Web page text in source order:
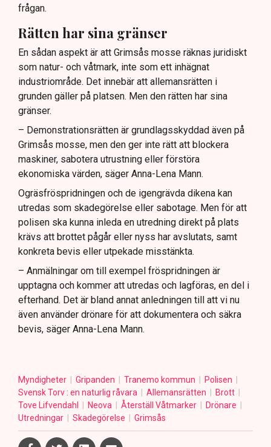
frågan.
Rätten har sina gränser
En sådan aspekt är att Grimsås mosse räknas juridiskt
som natur- och våtmark, inte som ett inhägnat
industriområde. Det innebär att allemansrätten i
grunden gäller på platsen. Men den rätten har sina
gränser.
– Demonstrationsrätten är grundlagsskyddad även på
Grimsås mosse, men den ger inte rätt att blockera
maskiner, sabotera utrustning eller förstöra
ekonomiska värden, säger Anna-Lena Mann.
Ogräsfröspridningen och de igengrävda dikena kan
utredas som skadegörelse eller sabotage. Men för att
polisen ska kunna inleda en utredning direkt på plats
krävs att brottet pågår eller nyss har avslutats, samt
konkreta bevis eller utpekade misstänkta.
– Anmälningar om till exempel fröspridningen är
upptagna och kommer att utredas och lagföras, en del i
efterhand. Det är bland annat anledningen till att vi nu
även använder drönare för att dokumentera och säkra
bevis, säger Anna-Lena Mann.
Myndigheter Gripanden Tranemo kommun
Polisen
Svensk Torv : en naturlig råvara
Allemansrätten
Brott
Tove Lifvendahl
Neova Återställ Våtmarker
Drönare
Utredningar
Skadegörelse Grimsås